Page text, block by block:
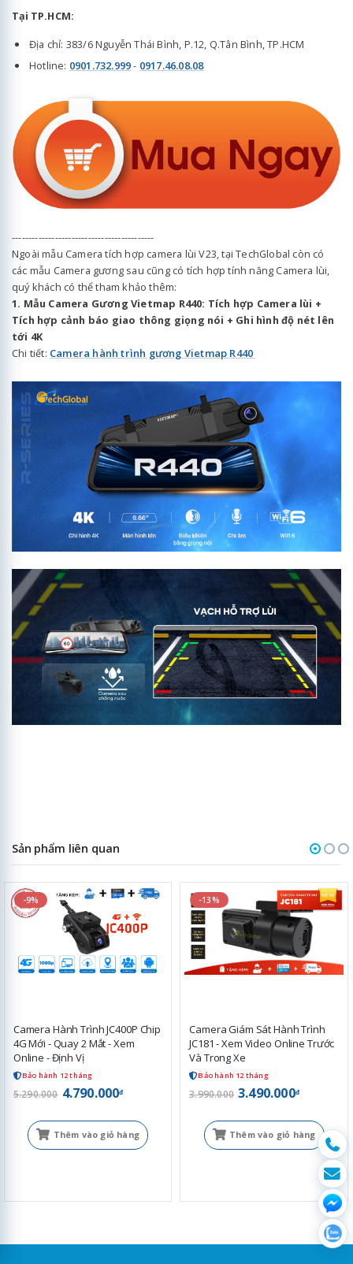
Tại TP.HCM:
Địa chỉ: 383/6 Nguyễn Thái Bình, P.12, Q.Tân Bình, TP.HCM
Hotline: 0901.732.999- 0917.46.08.08
-------------------------------------------
Ngoài mẫu Camera tích hợp camera lùi V23, tại TechGlobal còn có
các mẫu Camera gương sau cũng có tích hợp tính năng Camera lùi,
quý khách có thể tham khảo thêm:
1. Mẫu Camera Gương Vietmap R440: Tích hợp Camera lùi +
Tích hợp cảnh báo giao thông giọng nói + Ghi hình độ nét lên
tới 4K
Chi tiết: Camera hành trình gương Vietmap R440
Sản phẩm liên quan
-9%
Camera Hành Trình JC400P Chip
4G Mới - Quay 2 Mắt - Xem
Online - Định Vị
Bảo hành 12 tháng
5.290.000 4.790.000đ
Thêm vào giỏ hàng
-13%
Camera Giám Sát Hành Trình
JC181 - Xem Video Online Trước
Và Trong Xe
Bảo hành 12 tháng
3.990.000 3.490.000đ
Thêm vào giỏ hàng